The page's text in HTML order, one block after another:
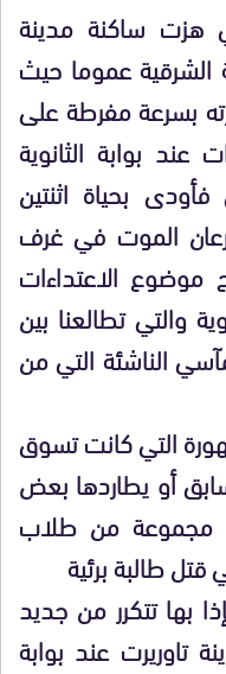
هزت ساكنة مدينة
الشرقية عموما حيث
بسرعة مفرطة على
بوابة الثانوية
فأودى بحياة اثنتين
الموت في غرف
موضوع الاعتداءات
والتي تطالعنا بين
الناشئة التي من
التي كانت تسوق
أو يطاردها بعض
مجموعة من طلاب
طالبة برئية
بها تتكرر من جديد
تاوريرت عند بوابة